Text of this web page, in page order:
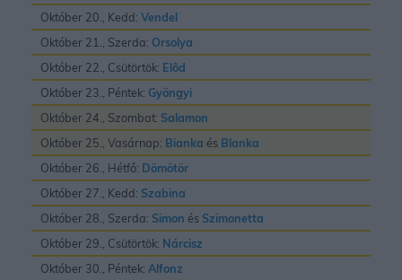
Október 20., Kedd: Vendel
Október 21., Szerda: Orsolya
Október 22., Csütörtök: Elõd
Október 23., Péntek: Gyöngyi
Október 24., Szombat: Salamon
Október 25., Vasárnap: Bianka és Blanka
Október 26., Hétfő: Dömötör
Október 27., Kedd: Szabina
Október 28., Szerda: Simon és Szimonetta
Október 29., Csütörtök: Nárcisz
Október 30., Péntek: Alfonz